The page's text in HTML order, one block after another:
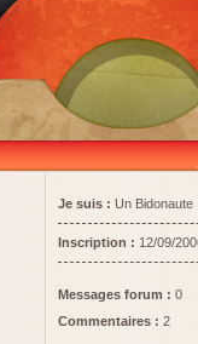
Je suis : Un Bidonaute
Inscription : 12/09/
Messages forum : 0
Commentaires : 2